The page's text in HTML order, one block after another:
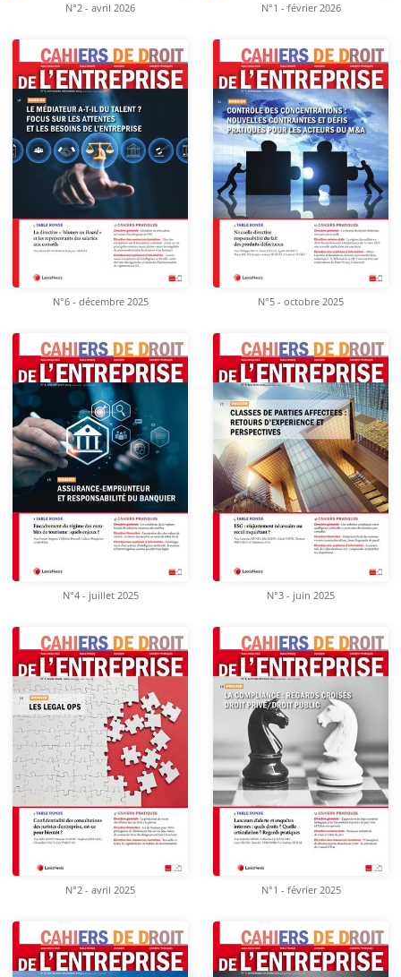
N°2 - avril 2026 N°1 - février 2026
N°6 - décembre 2025 N°5 - octobre 2025
N°4 - juillet 2025 N°3 - juin 2025
N°2 - avril 2025 N°1 - février 2025